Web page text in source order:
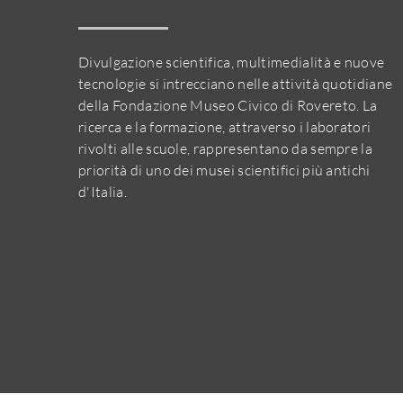
Divulgazione scientifica, multimedialità e nuove
tecnologie si intrecciano nelle attività quotidiane
della Fondazione Museo Civico di Rovereto. La
ricerca e la formazione, attraverso i laboratori
rivolti alle scuole, rappresentano da sempre la
priorità di uno dei musei scientifici più antichi
d'Italia.